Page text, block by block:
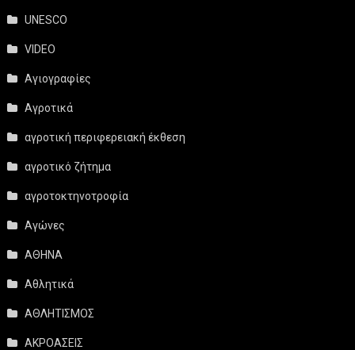
UNESCO
VIDEO
Αγιογραφίες
Αγροτικά
αγροτική περιφερειακή έκθεση
αγροτικό ζήτημα
αγροτοκτηνοτροφία
Αγώνες
ΑΘΗΝΑ
Αθλητικά
ΑΘΛΗΤΙΣΜΟΣ
ΑΚΡΟΑΣΕΙΣ